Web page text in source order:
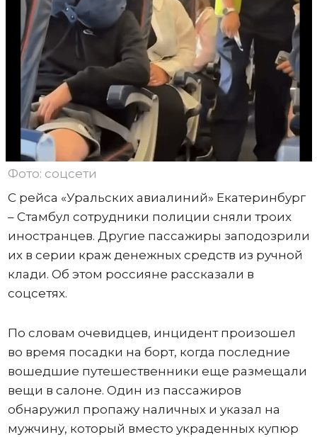
Фото: соцсети
С рейса «Уральских авиалиний» Екатеринбург
– Стамбул сотрудники полиции сняли троих
иностранцев. Другие пассажиры заподозрили
их в серии краж денежных средств из ручной
клади. Об этом россияне рассказали в
соцсетях.
По словам очевидцев, инцидент произошел
во время посадки на борт, когда последние
вошедшие путешественники еще размещали
вещи в салоне. Один из пассажиров
обнаружил пропажу наличных и указал на
мужчину, который вместо украденных купюр